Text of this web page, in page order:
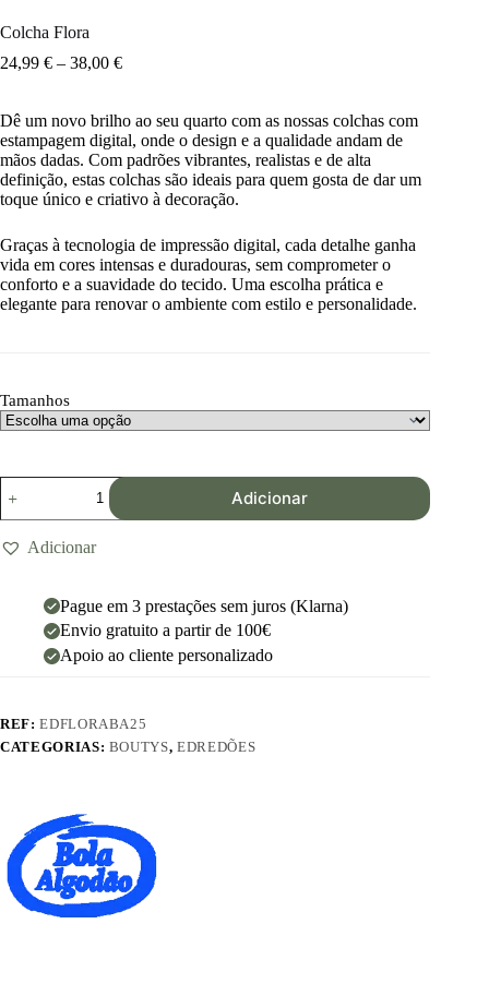
Colcha Flora
24,99 € – 38,00 €
Dê um novo brilho ao seu quarto com as nossas colchas com
estampagem digital, onde o design e a qualidade andam de
mãos dadas. Com padrões vibrantes, realistas e de alta
definição, estas colchas são ideais para quem gosta de dar um
toque único e criativo à decoração.
Graças à tecnologia de impressão digital, cada detalhe ganha
vida em cores intensas e duradouras, sem comprometer o
conforto e a suavidade do tecido. Uma escolha prática e
elegante para renovar o ambiente com estilo e personalidade.
Tamanhos
Adicionar
Adicionar
Pague em 3 prestações sem juros (Klarna)
Envio gratuito a partir de 100€
Apoio ao cliente personalizado
REF:EDFLORABA25
CATEGORIAS: BOUTYS,EDREDÕES